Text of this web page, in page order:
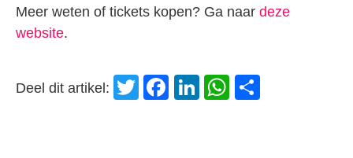
Meer weten of tickets kopen? Ga naar deze
website.
Deel dit artikel: Twitter
Facebook
LinkedIn
WhatsApp